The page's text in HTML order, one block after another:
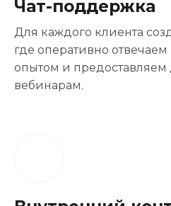
Чат-поддержка
Для каждого клиента
где оперативно
опытом и предоставляем
вебинарам.